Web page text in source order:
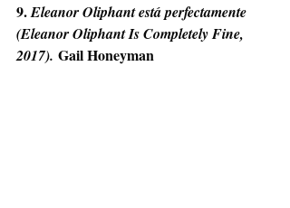
9. Eleanor Oliphant está perfectamente
(Eleanor Oliphant Is Completely Fine,
2017). Gail Honeyman